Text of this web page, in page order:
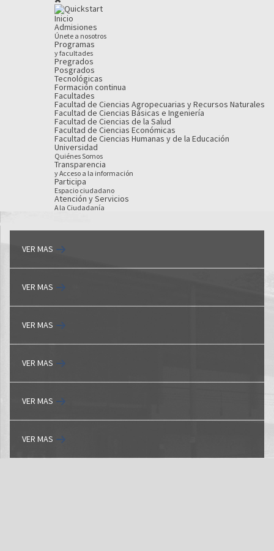
Inicio
Admisiones
Únete a nosotros
Programas
y facultades
Pregrados
Posgrados
Tecnológicas
Formación continua
Facultades
Facultad de Ciencias Agropecuarias y Recursos Naturales
Facultad de Ciencias Básicas e Ingeniería
Facultad de Ciencias de la Salud
Facultad de Ciencias Económicas
Facultad de Ciencias Humanas y de la Educación
Universidad
Quiénes Somos
Transparencia
y Acceso a la información
Participa
Espacio ciudadano
Atención y Servicios
A la Ciudadanía
VER MAS
VER MAS
VER MAS
VER MAS
VER MAS
VER MAS